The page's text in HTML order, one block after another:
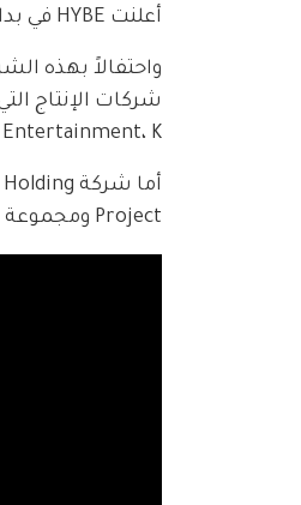
أعلنت HYBE في بداية الشهر عن أن شركتها الفرعية Big Hit Label استحوذت على حصة Ithaca Holdings بالكامل.
Entertainment، K وغيرها من الأقسام.
Project ومجموعة Big Machine Label التي تشمل النجوم جاستن بيبر، أريانا غراندي، J Balvin، ديمي لوفاتو وغيرهم.